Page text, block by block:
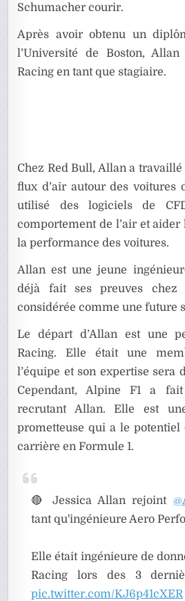
Schumacher courir.
Après avoir obtenu un
l’Université de Boston,
Racing en tant que stagiaire.
Chez Red Bull, Allan a
flux d’air autour des voitures
utilisé des logiciels de
comportement de l’air et aider
la performance des voitures.
Allan est une jeune
déjà fait ses preuves
considérée comme une future
Le départ d’Allan est une
Racing. Elle était une
l’équipe et son expertise sera
Cependant, Alpine F1 a
recrutant Allan. Elle est
prometteuse qui a le potentiel
carrière en Formule 1.
🔴 Jessica Allan rejoint
tant qu'ingénieure Aero
Elle était ingénieure de
Racing lors des 3
pic.twitter.com/KJ6p41cXER